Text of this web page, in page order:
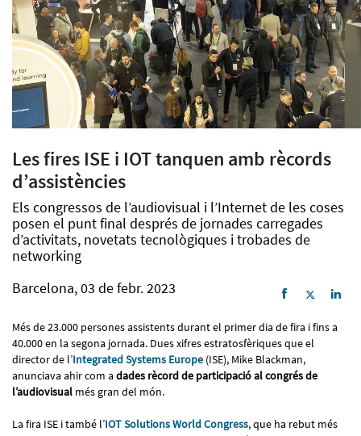
Les fires ISE i IOT tanquen amb rècords
d’assistències
Els congressos de l’audiovisual i l’Internet de les coses
posen el punt final després de jornades carregades
d’activitats, novetats tecnològiques i trobades de
networking
Barcelona, 03 de febr. 2023
Més de 23.000 persones assistents durant el primer dia de fira i fins a
40.000 en la segona jornada. Dues xifres estratosfèriques que el
director de l’Integrated Systems Europe (ISE), Mike Blackman,
anunciava ahir com a dades rècord de participació al congrés de
l’audiovisual més gran del món.
La fira ISE i també l’IOT Solutions World Congress, que ha rebut més